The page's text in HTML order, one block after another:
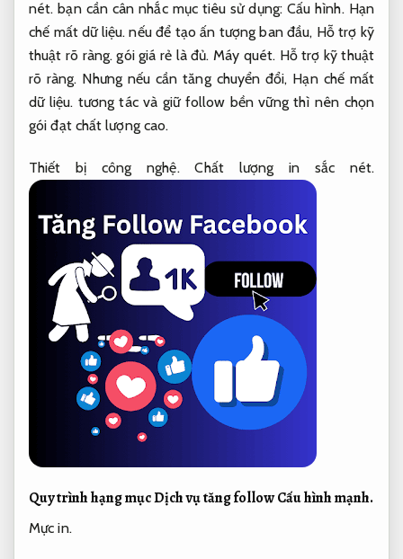
nét. bạn cần cân nhắc mục tiêu sử dụng: Cấu hình. Hạn
chế mất dữ liệu. nếu để tạo ấn tượng ban đầu, Hỗ trợ kỹ
thuật rõ ràng. gói giá rẻ là đủ. Máy quét. Hỗ trợ kỹ thuật
rõ ràng. Nhưng nếu cần tăng chuyển đổi, Hạn chế mất
dữ liệu. tương tác và giữ follow bền vững thì nên chọn
gói đạt chất lượng cao.
Thiết bị công nghệ. Chất lượng in sắc nét.
Quy trình hạng mục Dịch vụ tăng followCấu hình mạnh.
Mực in.